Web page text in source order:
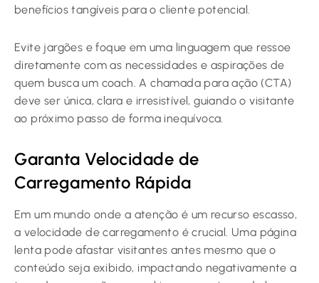
benefícios tangíveis para o cliente potencial.
Evite jargões e foque em uma linguagem que ressoe
diretamente com as necessidades e aspirações de
quem busca um coach. A chamada para ação (CTA)
deve ser única, clara e irresistível, guiando o visitante
ao próximo passo de forma inequívoca.
Garanta Velocidade de
Carregamento Rápida
Em um mundo onde a atenção é um recurso escasso,
a velocidade de carregamento é crucial. Uma página
lenta pode afastar visitantes antes mesmo que o
conteúdo seja exibido, impactando negativamente a